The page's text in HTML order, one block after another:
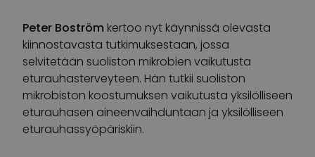
Peter Boström kertoo nyt käynnissä olevasta
kiinnostavasta tutkimuksestaan, jossa
selvitetään suoliston mikrobien vaikutusta
eturauhasterveyteen. Hän tutkii suoliston
mikrobiston koostumuksen vaikutusta yksilölliseen
eturauhasen aineenvaihduntaan ja yksilölliseen
eturauhassyöpäriskiin.